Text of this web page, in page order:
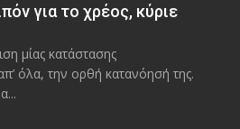
για το χρέος, κύριε
μίας κατάστασης
όλα, την ορθή κατανόησή της.